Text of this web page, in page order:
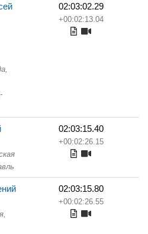
02:03:02.29
+00:02:13.04
02:03:15.40
+00:02:26.15
02:03:15.80
+00:02:26.55